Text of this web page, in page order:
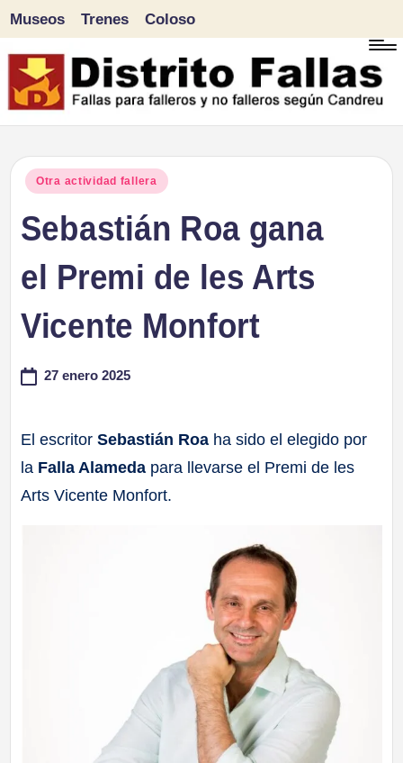
Saltar
al
Museos Trenes Coloso
Publicado
Otra actividad fallera
Sebastián Roa gana
el Premi de les Arts
Vicente Monfort
27 enero 2025
El escritorSebastián Roa ha sido el elegido por
la Falla Alameda para llevarse el Premi de les
Arts Vicente Monfort.